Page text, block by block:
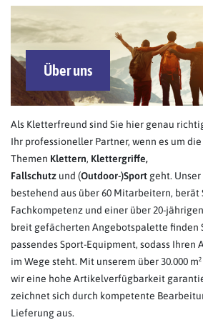
Über uns
Als Kletterfreund sind Sie hier genau
Ihr professioneller Partner, wenn es um die
Themen Klettern, Klettergriffe,
Fallschutz und (Outdoor-)Sport geht.
bestehend aus über 60 Mitarbeitern, berät
Fachkompetenz und einer über 20-
breit gefächerten Angebotspalette finden
passendes Sport-Equipment, sodass
im Wege steht. Mit unserem über 30.000
wir eine hohe Artikelverfügbarkeit
zeichnet sich durch kompetente
Lieferung aus.